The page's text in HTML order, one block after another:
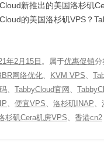
新推出的美国洛杉矶
的美国洛杉矶VPS？
年2月15日 。属于优惠促销分
网络优化、 KVM VPS、
、 TabbyCloud官网 、
、 便宜VPS、 洛杉矶INAP、
杉矶Cera机房VPS、 香港cn2